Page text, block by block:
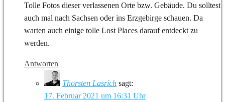
Tolle Fotos dieser verlassenen Orte bzw. Gebäude. Du solltest
auch mal nach Sachsen oder ins Erzgebirge schauen. Da
warten auch einige tolle Lost Places darauf entdeckt zu
werden.
Antworten
Thorsten Lasrich sagt:
17. Februar 2021 um 16:31 Uhr